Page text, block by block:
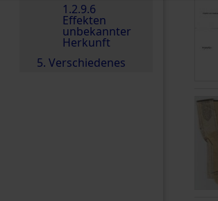
1.2.9.6
Effekten
unbekannter
Herkunft
5. Verschiedenes